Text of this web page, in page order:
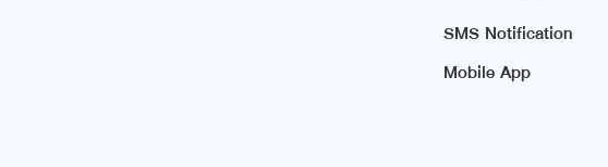
SMS Notification
Mobile App